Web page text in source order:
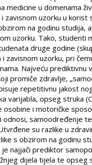
medicine u domenama
zavisnom uzorku u
na godinu studija,
uzorku. Tako, studenti
druge godine
zavisnom uzorku, pri
Najveću
promiče zdravlje,
repetitivnu jakost
varijabla, opseg struka
i motoričke
odnosi, samoodređenje
su razlike u
s obzirom na godinu
najjači prediktor
dijela tijela te opseg